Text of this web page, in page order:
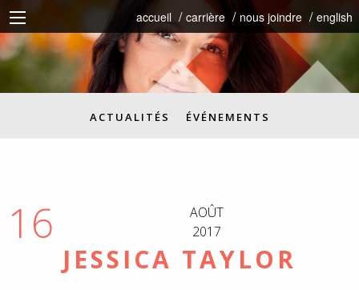
accueil carrière nous joindre english
ACTUALITÉS ÉVÉNEMENTS
16
AOÛT
2017
JESSICA TAYLOR